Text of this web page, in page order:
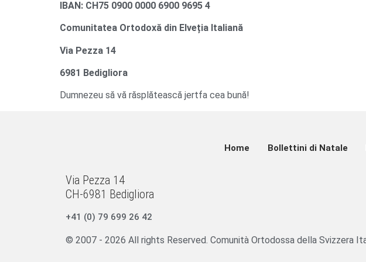
IBAN: CH75 0900 0000 6900 9695 4
Comunitatea Ortodoxă din Elveția Italiană
Via Pezza 14
6981 Bedigliora
Dumnezeu să vă răsplătească jertfa cea bună!
Home Bollettini di Natale
Via Pezza 14
CH-6981 Bedigliora
+41 (0) 79 699 26 42
© 2007 - 2026 All rights Reserved. Comunità Ortodossa della Svizzera